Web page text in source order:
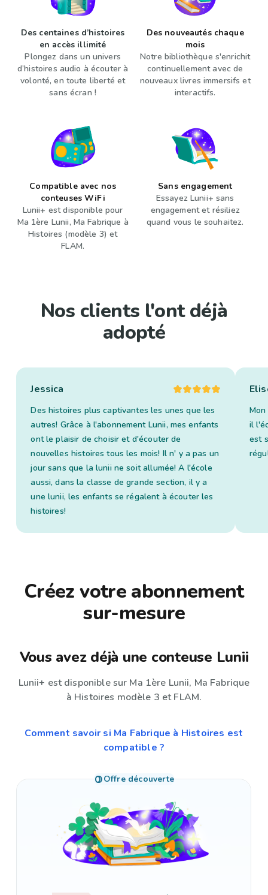
Des centaines d’histoires
en accès illimité
Plongez dans un univers
d’histoires audio à écouter à
volonté, en toute liberté et
sans écran !
Des nouveautés chaque
mois
Notre bibliothèque s'enrichit
continuellement avec de
nouveaux livres immersifs et
interactifs.
Compatible avec nos
conteuses WiFi
Lunii+ est disponible pour
Ma 1ère Lunii, Ma Fabrique à
Histoires (modèle 3) et
FLAM.
Sans engagement
Essayez Lunii+ sans
engagement et résiliez
quand vous le souhaitez.
Nos clients l'ont déjà
adopté
Jessica
Des histoires plus captivantes les unes que les
autres! Grâce à l'abonnement Lunii, mes enfants
ont le plaisir de choisir et d'écouter de
nouvelles histoires tous les mois! Il n' y a pas un
jour sans que la lunii ne soit allumée! A l'école
aussi, dans la classe de grande section, il y a
une lunii, les enfants se régalent à écouter les
histoires!
il
est
Créez votre abonnement
sur-mesure
Vous avez déjà une conteuse Lunii
Lunii+ est disponible sur Ma 1ère Lunii, Ma Fabrique
à Histoires modèle 3 et FLAM.
Comment savoir si Ma Fabrique à Histoires est
compatible ?
Offre découverte